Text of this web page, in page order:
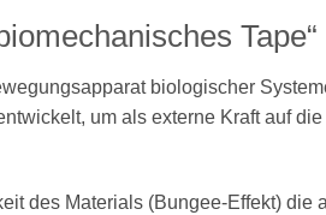
biologischer
um als externe Kraft auf
des Materials (Bungee-Effekt) die